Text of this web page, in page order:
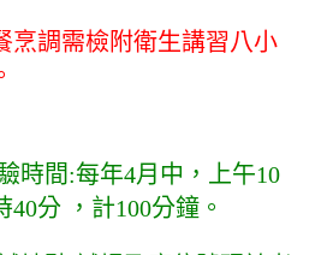
烹調需檢附衛生講習八小
時間:每年4月中，上午10
40分 ，計100分鐘。